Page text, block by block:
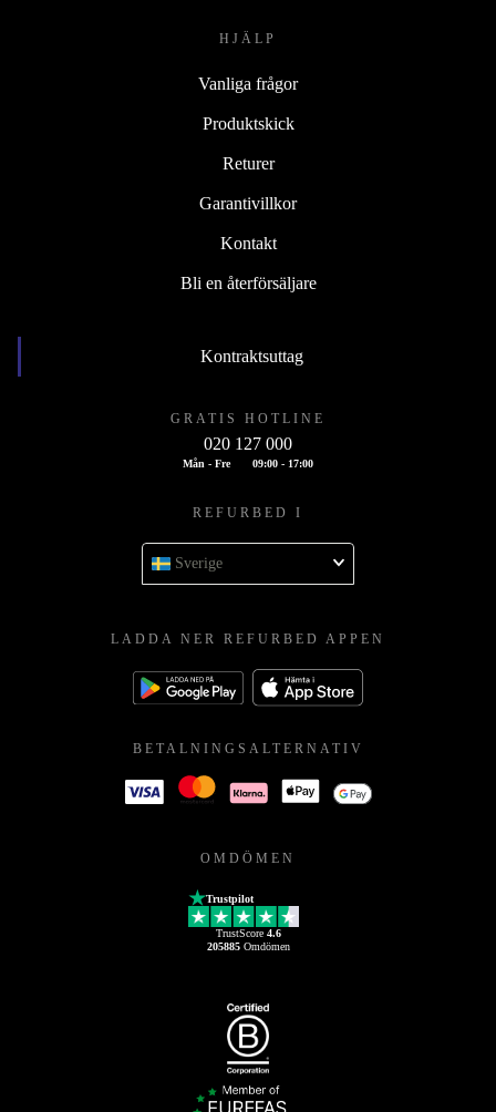
HJÄLP
Vanliga frågor
Produktskick
Returer
Garantivillkor
Kontakt
Bli en återförsäljare
Kontraktsuttag
GRATIS HOTLINE
020 127 000
Mån - Fre 09:00 - 17:00
REFURBED I
Sverige
LADDA NER REFURBED APPEN
BETALNINGSALTERNATIV
OMDÖMEN
Trustpilot
TrustScore 4.6
205885Omdömen